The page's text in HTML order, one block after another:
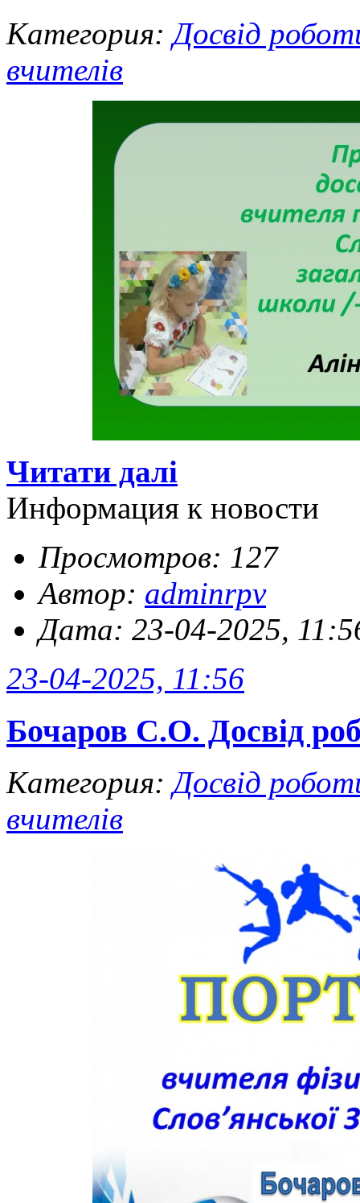
Категория:Досвід
вчителів
Читати далі
Информация к новости
Просмотров: 127
Автор: adminrpv
Дата: 23-04-2025,
23-04-2025, 11:56
Бочаров С.О. Досвід
Категория:Досвід
вчителів